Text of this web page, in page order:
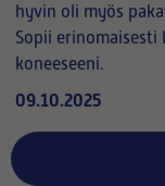
hyvin oli myös
Sopii erinomaisesti
koneeseeni.
09.10.2025